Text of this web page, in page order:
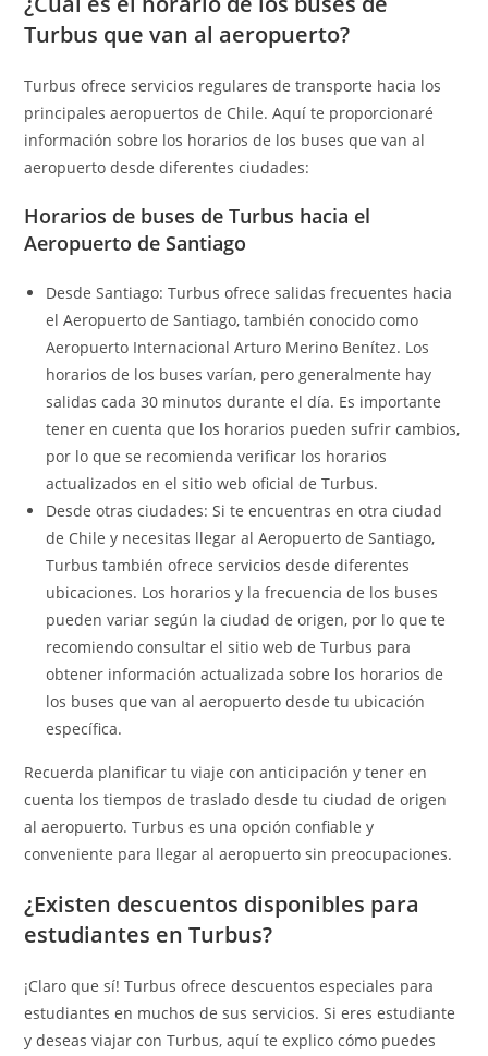
Turbus que van al aeropuerto?
Turbus ofrece servicios regulares de transporte hacia los
principales aeropuertos de Chile. Aquí te proporcionaré
información sobre los horarios de los buses que van al
aeropuerto desde diferentes ciudades:
Horarios de buses de Turbus hacia el
Aeropuerto de Santiago
Desde Santiago: Turbus ofrece salidas frecuentes hacia
el Aeropuerto de Santiago, también conocido como
Aeropuerto Internacional Arturo Merino Benítez. Los
horarios de los buses varían, pero generalmente hay
salidas cada 30 minutos durante el día. Es importante
tener en cuenta que los horarios pueden sufrir cambios,
por lo que se recomienda verificar los horarios
actualizados en el sitio web oficial de Turbus.
Desde otras ciudades: Si te encuentras en otra ciudad
de Chile y necesitas llegar al Aeropuerto de Santiago,
Turbus también ofrece servicios desde diferentes
ubicaciones. Los horarios y la frecuencia de los buses
pueden variar según la ciudad de origen, por lo que te
recomiendo consultar el sitio web de Turbus para
obtener información actualizada sobre los horarios de
los buses que van al aeropuerto desde tu ubicación
específica.
Recuerda planificar tu viaje con anticipación y tener en
cuenta los tiempos de traslado desde tu ciudad de origen
al aeropuerto. Turbus es una opción confiable y
conveniente para llegar al aeropuerto sin preocupaciones.
¿Existen descuentos disponibles para
estudiantes en Turbus?
¡Claro que sí! Turbus ofrece descuentos especiales para
estudiantes en muchos de sus servicios. Si eres estudiante
y deseas viajar con Turbus, aquí te explico cómo puedes